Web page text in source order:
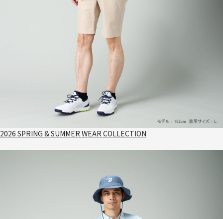
2026 SPRING & SUMMER WEAR COLLECTION